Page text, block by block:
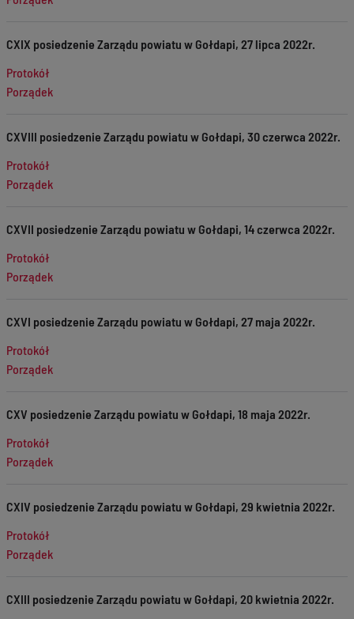
CXIX posiedzenie Zarządu powiatu w Gołdapi, 27 lipca 2022r.
Protokół
Porządek
CXVIII posiedzenie Zarządu powiatu w Gołdapi, 30 czerwca 2022r.
Protokół
Porządek
CXVII posiedzenie Zarządu powiatu w Gołdapi, 14 czerwca 2022r.
Protokół
Porządek
CXVI posiedzenie Zarządu powiatu w Gołdapi, 27 maja 2022r.
Protokół
Porządek
CXV posiedzenie Zarządu powiatu w Gołdapi, 18 maja 2022r.
Protokół
Porządek
CXIV posiedzenie Zarządu powiatu w Gołdapi, 29 kwietnia 2022r.
Protokół
Porządek
CXIII posiedzenie Zarządu powiatu w Gołdapi, 20 kwietnia 2022r.